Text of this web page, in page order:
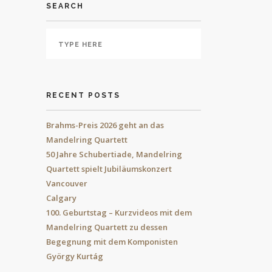
SEARCH
RECENT POSTS
Brahms-Preis 2026 geht an das
Mandelring Quartett
50 Jahre Schubertiade, Mandelring
Quartett spielt Jubiläumskonzert
Vancouver
Calgary
100. Geburtstag – Kurzvideos mit dem
Mandelring Quartett zu dessen
Begegnung mit dem Komponisten
György Kurtág